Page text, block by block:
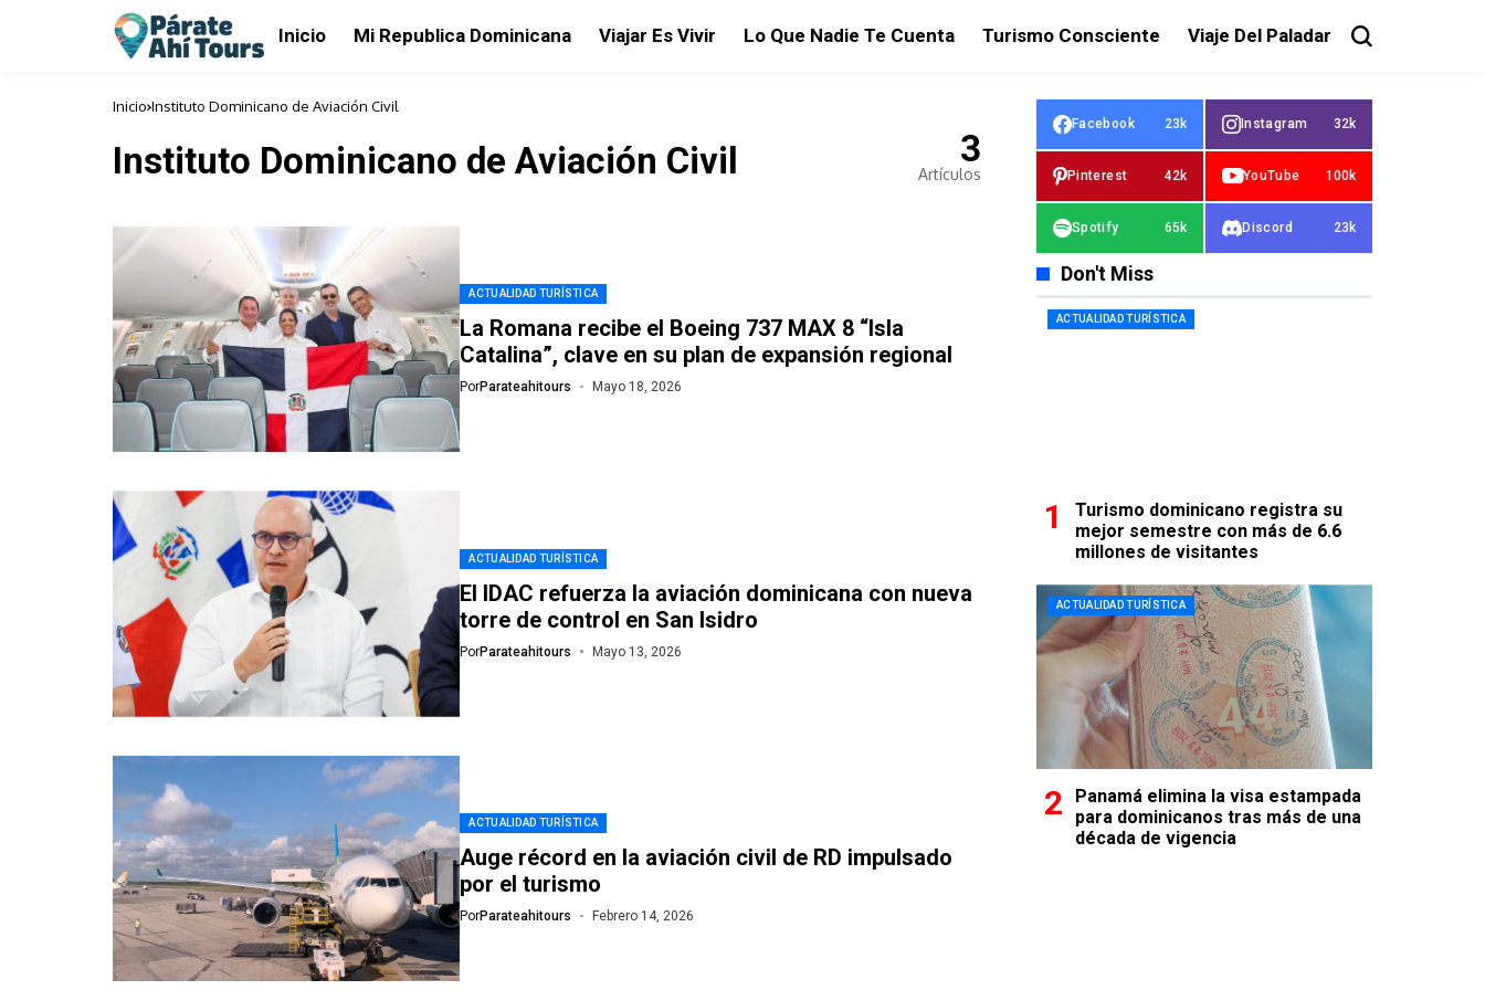
Inicio Mi Republica Dominicana Viajar Es Vivir Lo Que Nadie Te Cuenta Turismo Consciente Viaje Del Paladar
Inicio Instituto Dominicano de Aviación Civil
Instituto Dominicano de Aviación Civil 3
Artículos
ACTUALIDAD TURÍSTICA
La Romana recibe el Boeing 737 MAX 8 “Isla
Catalina”, clave en su plan de expansión regional
PorParateahitours Mayo 18, 2026
ACTUALIDAD TURÍSTICA
El IDAC refuerza la aviación dominicana con nueva
torre de control en San Isidro
PorParateahitours Mayo 13, 2026
ACTUALIDAD TURÍSTICA
Auge récord en la aviación civil de RD impulsado
por el turismo
PorParateahitours Febrero 14, 2026
Facebook 23k Instagram 32k
Pinterest 42k YouTube 100k
Spotify 65k Discord 23k
Don't Miss
ACTUALIDAD TURÍSTICA
Turismo dominicano registra su
mejor semestre con más de 6.6
millones de visitantes
ACTUALIDAD TURÍSTICA
Panamá elimina la visa estampada
para dominicanos tras más de una
década de vigencia